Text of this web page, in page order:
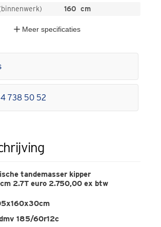
160 cm
Meer specificaties
738 50 52
tandemasser kipper
2.7T euro 2.750,00 ex btw
185/60r12c